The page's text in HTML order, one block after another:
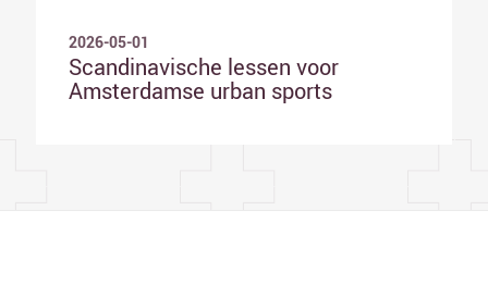
2026-05-01
Scandinavische lessen voor
Amsterdamse urban sports